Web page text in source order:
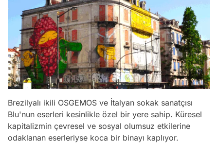
Brezilyalı ikili OSGEMOS ve İtalyan sokak sanatçısı
Blu'nun eserleri kesinlikle özel bir yere sahip. Küresel
kapitalizmin çevresel ve sosyal olumsuz etkilerine
odaklanan eserleriyse koca bir binayı kaplıyor.